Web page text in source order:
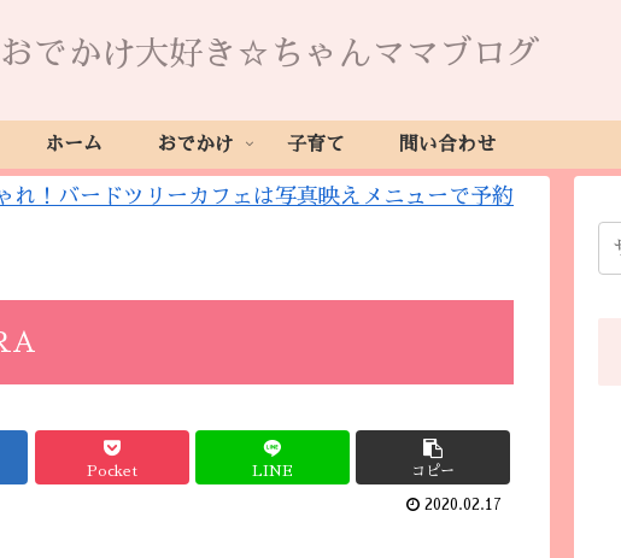
おでかけ大好き☆ちゃんママブログ
ホーム おでかけ 子育て 問い合わせ
れ！バードツリーカフェは写真映えメニューで予約
Pocket LINE コピー
2020.02.17